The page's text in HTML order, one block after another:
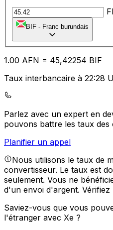
BIF - Franc burundais
1.00 AFN = 45,42254 BIF
Taux interbancaire à 22:28
Parlez avec un expert en
pouvons battre les taux
Planifier un appel
Nous utilisons le taux de
convertisseur. Le taux est
seulement. Vous ne
d'un envoi d'argent. Vérifiez
Saviez-vous que vous
l'étranger avec Xe ?